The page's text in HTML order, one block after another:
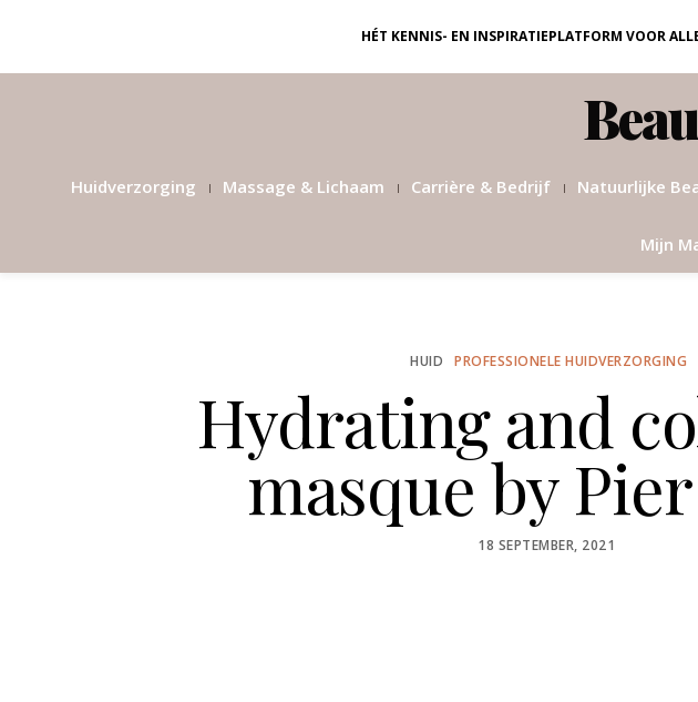
HÉT KENNIS- EN INSPIRATIEPLATFORM VOOR
Huidverzorging Massage & Lichaam Carrière & Bedrijf Natuurlijke
Mijn
HUID PROFESSIONELE HUIDVERZORGING
Hydrating and
masque by
POSTED
18 SEPTEMBER, 2021